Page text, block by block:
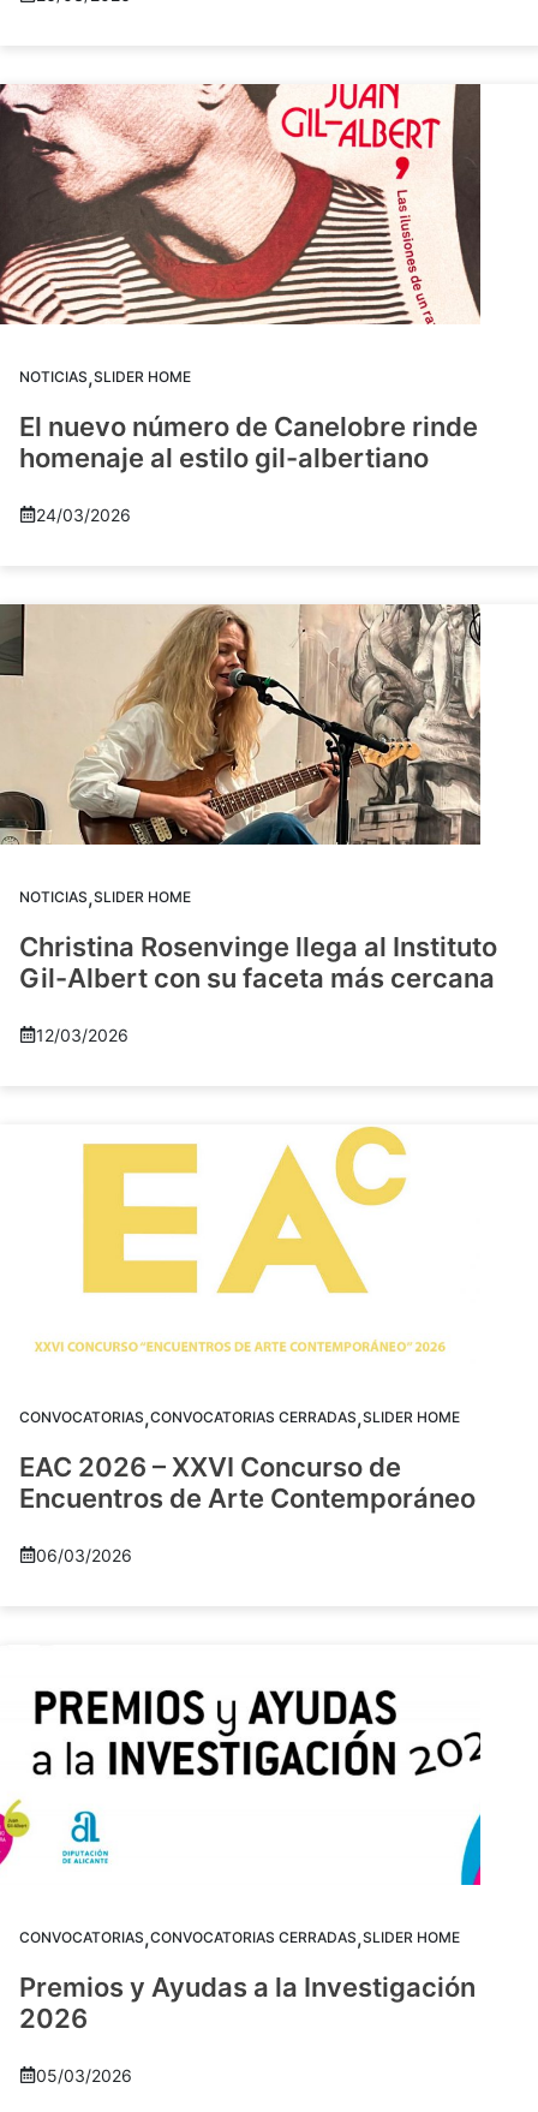
NOTICIAS,SLIDER HOME
El nuevo número de Canelobre rinde
homenaje al estilo gil-albertiano
24/03/2026
NOTICIAS,SLIDER HOME
Christina Rosenvinge llega al Instituto
Gil-Albert con su faceta más cercana
12/03/2026
CONVOCATORIAS,CONVOCATORIAS CERRADAS,SLIDER HOME
EAC 2026 – XXVI Concurso de
Encuentros de Arte Contemporáneo
06/03/2026
CONVOCATORIAS,CONVOCATORIAS CERRADAS,SLIDER HOME
Premios y Ayudas a la Investigación
2026
05/03/2026